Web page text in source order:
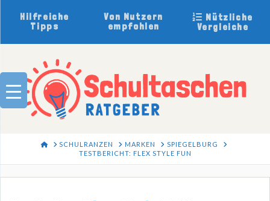
Hilfreiche
Tipps
Von Nutzern
empfohlen
Nützliche
Vergleiche
HOMESCHULRANZEN MARKEN
SPIEGELBURG
TESTBERICHT: FLEX STYLE FUN